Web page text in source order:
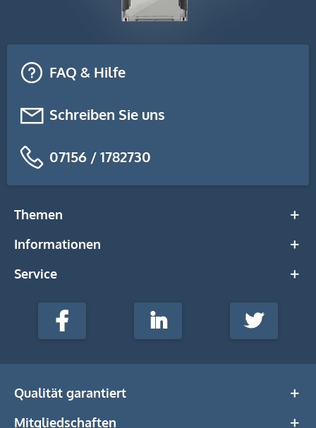
FAQ & Hilfe
Schreiben Sie uns
07156 / 1782730
Themen
Informationen
Service
stempel-
Media
Facebook LinkedIn Twitter
Qualität garantiert
Mitgliedschaften